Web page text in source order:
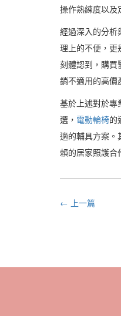
操作熟練度以及
經過深入的分析
理上的不便，更
刻體認到，購買
銷不適用的高價
基於上述對於專
選， 電動輪椅的
適的輔具方案。
賴的居家照護合
← 上一篇